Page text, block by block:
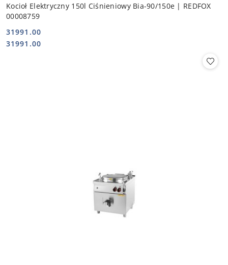
Kocioł Elektryczny 150l Ciśnieniowy Bia-90/150e | REDFOX
00008759
Cena:
31991.00
Cena:
31991.00